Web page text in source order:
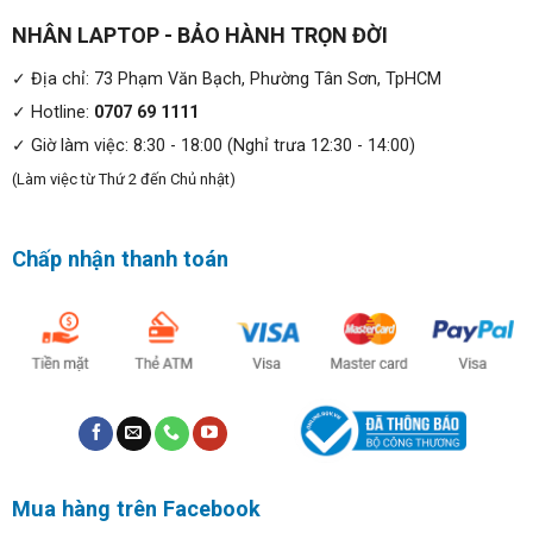
Thiết kế sang trọng, tính năng gập hiện đại cùng màn
HP Elitebook x360 1040 G8 sở hữu vẻ ngoài sang trọng
với tông màu bạc làm chủ đạo, cùng với đó thiết kế gập
trình sử dụng. Bên cạnh đó, laptop còn có kích thước gọn
gàng 31.93 x 20.26 x 1.66 cm và khối lượng 1.3kg cho
NHÂN LAPTOP - BẢO HÀNH TRỌN ĐỜI
✓ Địa chỉ: 73 Phạm Văn Bạch, Phường Tân Sơn, TpHCM
✓ Hotline: 0707 69 1111
✓ Giờ làm việc: 8:30 - 18:00 (Nghỉ trưa 12:30 - 14:00)
(Làm việc từ Thứ 2 đến Chủ nhật)
Chấp nhận thanh toán
Mua hàng trên Facebook